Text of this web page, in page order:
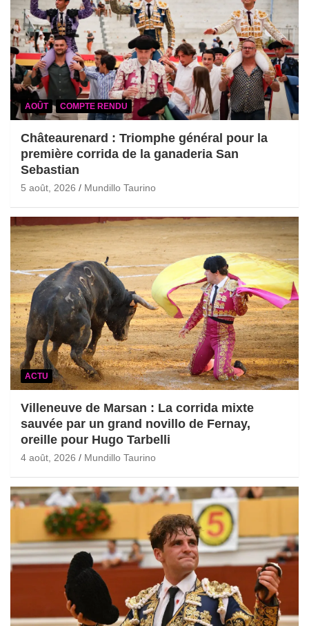
AOÛT COMPTE RENDU
Châteaurenard : Triomphe général pour la
première corrida de la ganaderia San
Sebastian
5 août, 2026 Mundillo Taurino
ACTU
Villeneuve de Marsan : La corrida mixte
sauvée par un grand novillo de Fernay,
oreille pour Hugo Tarbelli
4 août, 2026 Mundillo Taurino